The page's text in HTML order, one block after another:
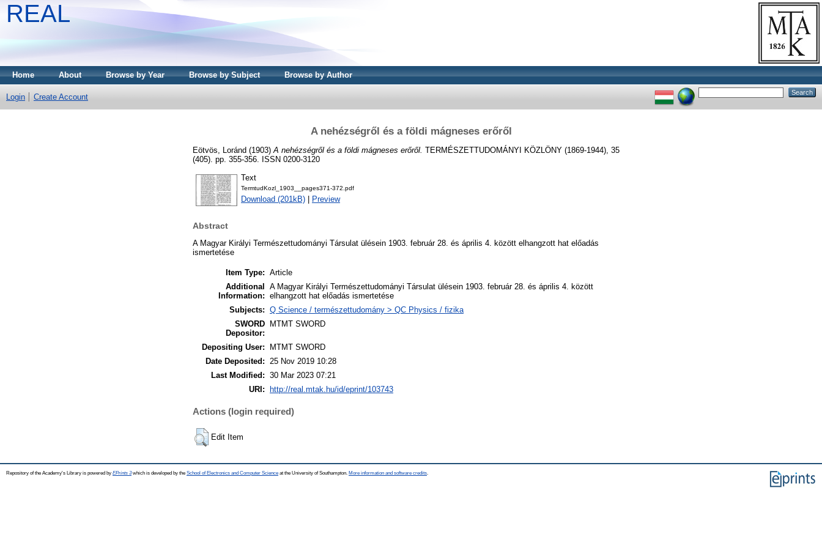
REAL
Home About Browse by Year Browse by Subject Browse by Author
Login Create Account
A nehézségről és a földi mágneses erőről
Eötvös, Loránd (1903) A nehézségről és a földi mágneses erőről. TERMÉSZETTUDOMÁNYI KÖZLÖNY (1869-1944), 35
(405). pp. 355-356. ISSN 0200-3120
Text
TermtudKozl_1903__pages371-372.pdf
Download (201kB) Preview
Abstract
A Magyar Királyi Természettudományi Társulat ülésein 1903. február 28. és április 4. között elhangzott hat előadás
ismertetése
Item Type: Article
Additional
Information:
A Magyar Királyi Természettudományi Társulat ülésein 1903. február 28. és április 4. között
elhangzott hat előadás ismertetése
Subjects: Q Science / természettudomány > QC Physics / fizika
SWORD
Depositor:
MTMT SWORD
Depositing User:
MTMT SWORD
Date Deposited:
25 Nov 2019 10:28
Last Modified: 30 Mar 2023 07:21
URI: http://real.mtak.hu/id/eprint/103743
Actions (login required)
Edit Item
Repository of the Academy's Library is powered by EPrints 3which is developed by the School of Electronics and Computer Science at the University of Southampton. More information and software credits